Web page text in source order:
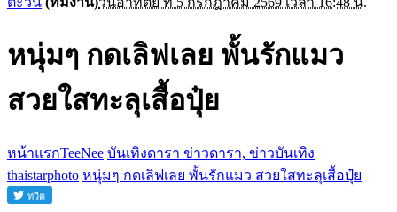
หนุ่มๆ กดเลิฟเลย พั้นรักแมว
สวยใสทะลุเสื้อปุ๋ย
หน้าแรกTeeNee บันเทิงดารา ข่าวดารา, ข่าวบันเทิง
thaistarphoto หนุ่มๆ กดเลิฟเลย พั้นรักแมว สวยใสทะลุเสื้อปุ๋ย